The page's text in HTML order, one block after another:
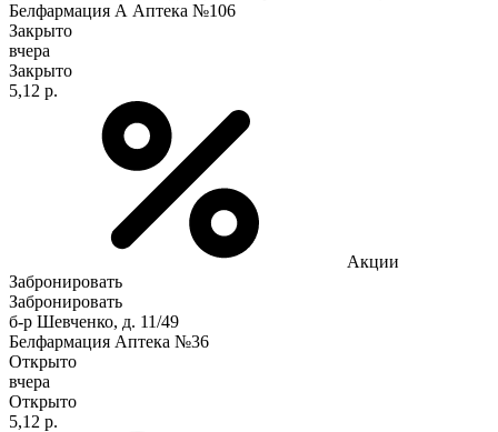
Белфармация А Аптека №106
Закрыто
вчера
Закрыто
5,12 р.
Акции
Забронировать
Забронировать
б-р Шевченко, д. 11/49
Белфармация Аптека №36
Открыто
вчера
Открыто
5,12 р.